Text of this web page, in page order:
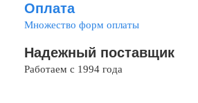
Оплата
Множество форм оплаты
Надежный поставщик
Работаем с 1994 года